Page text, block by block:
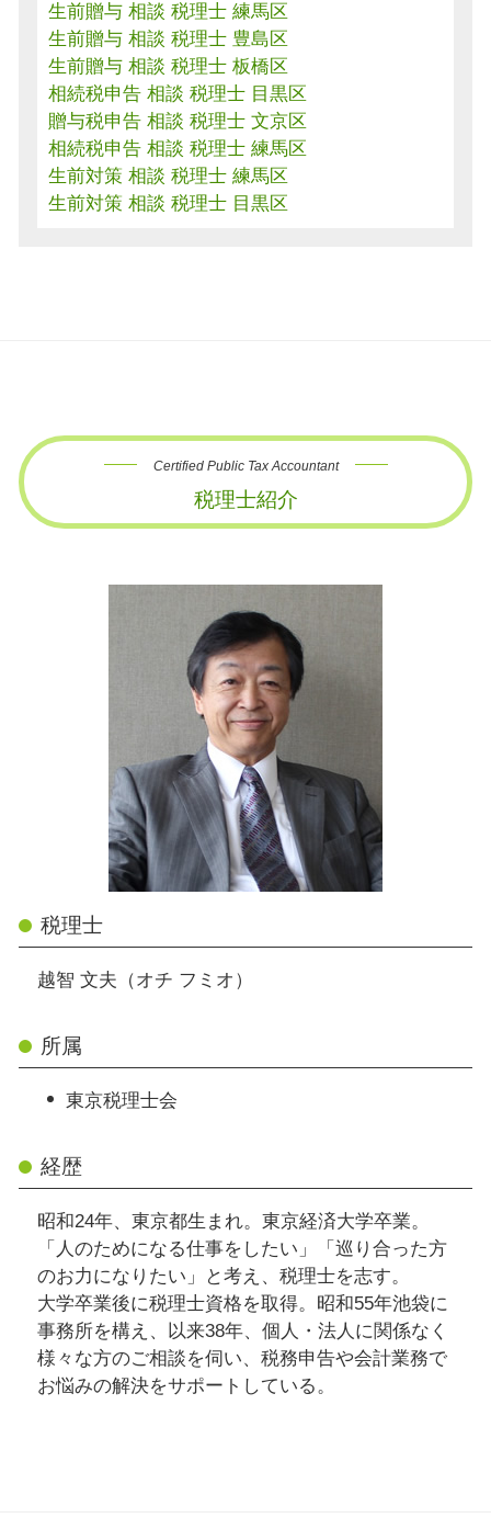
生前贈与 相談 税理士 練馬区
生前贈与 相談 税理士 豊島区
生前贈与 相談 税理士 板橋区
相続税申告 相談 税理士 目黒区
贈与税申告 相談 税理士 文京区
相続税申告 相談 税理士 練馬区
生前対策 相談 税理士 練馬区
生前対策 相談 税理士 目黒区
Certified Public Tax Accountant
税理士紹介
税理士
越智 文夫（オチ フミオ）
所属
東京税理士会
経歴
昭和24年、東京都生まれ。東京経済大学卒業。
「人のためになる仕事をしたい」「巡り合った方
のお力になりたい」と考え、税理士を志す。
大学卒業後に税理士資格を取得。昭和55年池袋に
事務所を構え、以来38年、個人・法人に関係なく
様々な方のご相談を伺い、税務申告や会計業務で
お悩みの解決をサポートしている。